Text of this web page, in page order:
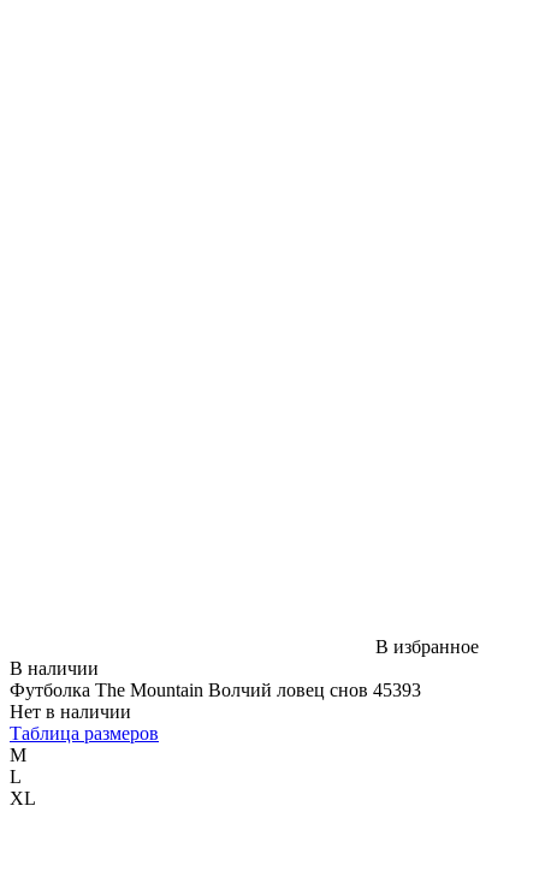
В избранное
В наличии
Футболка The Mountain Волчий ловец снов 45393
Нет в наличии
Таблица размеров
M
L
XL